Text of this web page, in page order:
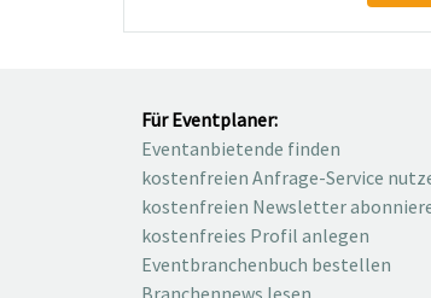
Für Eventplaner:
Eventanbietende finden
kostenfreien Anfrage-Service
kostenfreien Newsletter
kostenfreies Profil anlegen
Eventbranchenbuch bestellen
Branchennews lesen